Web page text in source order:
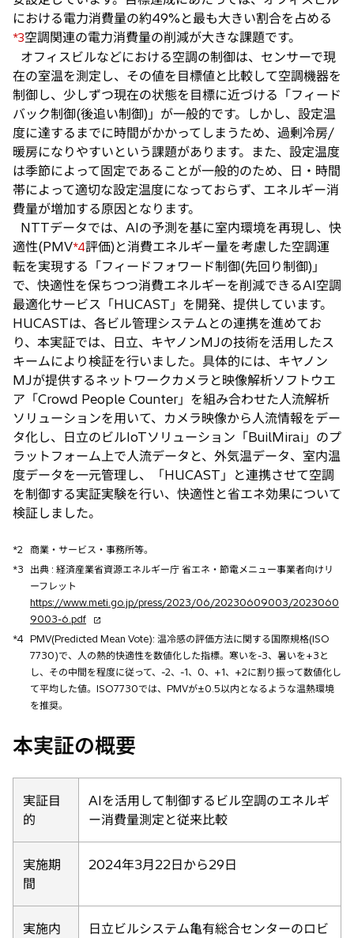
における電力消費量の約49%と最も大きい割合を占める
*3空調関連の電力消費量の削減が大きな課題です。
オフィスビルなどにおける空調の制御は、センサーで現
在の室温を測定し、その値を目標値と比較して空調機器を
制御し、少しずつ現在の状態を目標に近づける「フィード
バック制御(後追い制御)」が一般的です。しかし、設定温
度に達するまでに時間がかかってしまうため、過剰冷房/
暖房になりやすいという課題があります。また、設定温度
は季節によって固定であることが一般的のため、日・時間
帯によって適切な設定温度になっておらず、エネルギー消
費量が増加する原因となります。
NTTデータでは、AIの予測を基に室内環境を再現し、快
適性(PMV*4評価)と消費エネルギー量を考慮した空調運
転を実現する「フィードフォワード制御(先回り制御)」
で、快適性を保ちつつ消費エネルギーを削減できるAI空調
最適化サービス「HUCAST」を開発、提供しています。
HUCASTは、各ビル管理システムとの連携を進めてお
り、本実証では、日立、キヤノンMJの技術を活用したス
キームにより検証を行いました。具体的には、キヤノン
MJが提供するネットワークカメラと映像解析ソフトウエ
ア「Crowd People Counter」を組み合わせた人流解析
ソリューションを用いて、カメラ映像から人流情報をデー
タ化し、日立のビルIoTソリューション「BuilMirai」のプ
ラットフォーム上で人流データと、外気温データ、室内温
度データを一元管理し、「HUCAST」と連携させて空調
を制御する実証実験を行い、快適性と省エネ効果について
検証しました。
*2
商業・サービス・事務所等。
*3
出典 : 経済産業省資源エネルギー庁 省エネ・節電メニュー事業者向けリ
ーフレット
https://www.meti.go.jp/press/2023/06/20230609003/2023060
9003-6.pdf新
し
い
タ
ブ
*4 PMV(Predicted Mean Vote): 温冷感の評価方法に関する国際規格(ISO
7730)で、人の熱的快適性を数値化した指標。寒いを-3、暑いを+3と
し、その中間を程度に従って、-2、-1、0、+1、+2に割り振って数値化し
て平均した値。ISO7730では、PMVが±0.5以内となるような温熱環境
を推奨。
本実証の概要
実証目
的
AIを活用して制御するビル空調のエネルギ
ー消費量測定と従来比較
実施期
間
2024年3月22日から29日
実施内
日立ビルシステム亀有総合センターのロビ